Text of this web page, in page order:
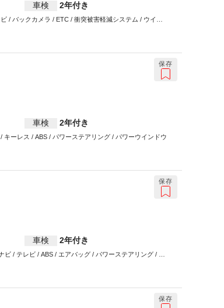
車検 2年付き
/ バックカメラ / ETC / 衝突被害軽減システム / ウイン
車検 2年付き
レス / ABS / パワーステアリング / パワーウインドウ
保存
車検 2年付き
/ テレビ / ABS / エアバッグ / パワーステアリング / パ
保存
保存